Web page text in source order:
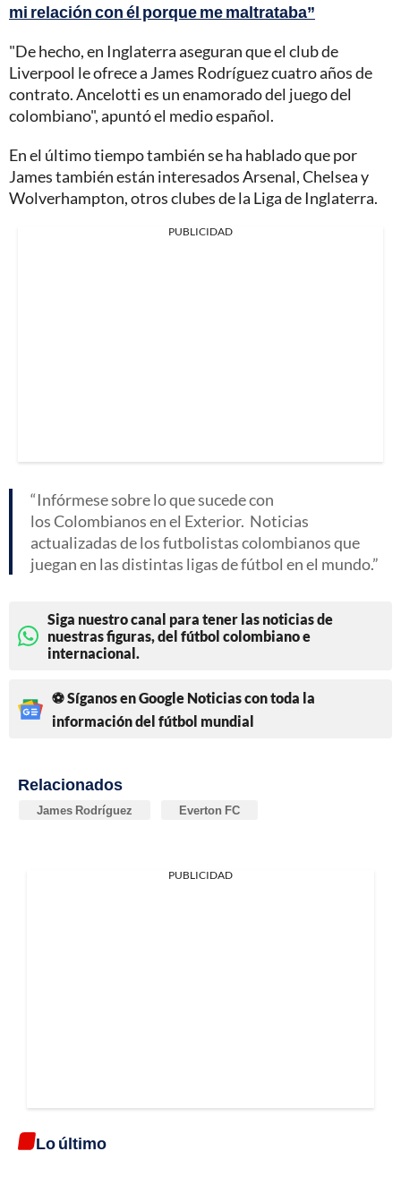
mi relación con él porque me maltrataba”
"De hecho, en Inglaterra aseguran que el club de
Liverpool le ofrece a James Rodríguez cuatro años de
contrato. Ancelotti es un enamorado del juego del
colombiano", apuntó el medio español.
En el último tiempo también se ha hablado que por
James también están interesados Arsenal, Chelsea y
Wolverhampton, otros clubes de la Liga de Inglaterra.
PUBLICIDAD
Infórmese sobre lo que sucede con
los Colombianos en el Exterior. Noticias
actualizadas de los futbolistas colombianos que
juegan en las distintas ligas de fútbol en el mundo.
Siga nuestro canal para tener las noticias de
nuestras figuras, del fútbol colombiano e
internacional.
⚽ Síganos en Google Noticias con toda la
información del fútbol mundial
Relacionados
James Rodríguez Everton FC
PUBLICIDAD
Lo último